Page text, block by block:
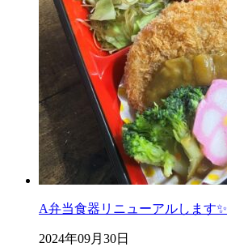
A弁当食器リニューアルします✨
2024年09月30日